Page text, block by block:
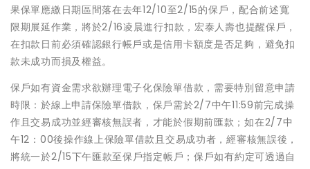
果保單應繳日期區間落在去年12/10至2/15的保戶，配合前述寬
限期展延作業，將於2/16凌晨進行扣款，宏泰人壽也提醒保戶，
在扣款日前必須確認銀行帳戶或是信用卡額度是否足夠，避免扣
款未成功而損及權益。
保戶如有資金需求欲辦理電子化保險單借款，需要特別留意申請
時限：於線上申請保險單借款，保戶需於2/7中午11:59前完成操
作且交易成功並經審核無誤者，才能於假期前匯款；如在2/7中
午12：00後操作線上保險單借款且交易成功者，經審核無誤後，
將統一於2/15下午匯款至保戶指定帳戶；保戶如有約定可透過自